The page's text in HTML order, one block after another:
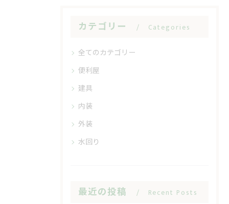
カテゴリー Categories
全てのカテゴリー
便利屋
建具
内装
外装
水回り
最近の投稿 Recent Posts